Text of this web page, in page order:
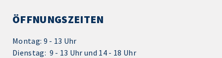
ÖFFNUNGSZEITEN
Montag: 9 - 13 Uhr
Dienstag: 9 - 13 Uhr und 14 - 18 Uhr